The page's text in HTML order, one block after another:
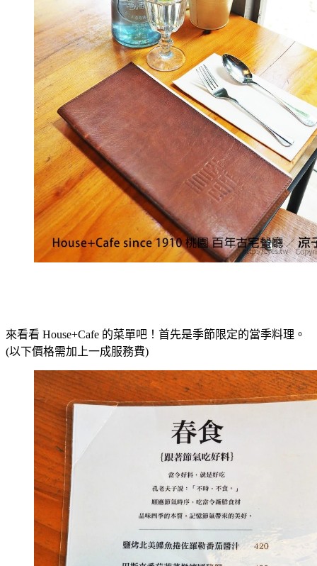
來看看 House+Cafe 的菜單吧！首先是季節限定的當季料理。
(以下價格需加上一成服務費)